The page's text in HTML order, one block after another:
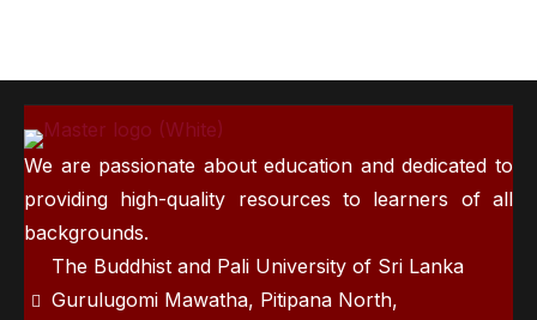
We are passionate about education and dedicated to
providing high-quality resources to learners of all
backgrounds.
The Buddhist and Pali University of Sri Lanka
Gurulugomi Mawatha, Pitipana North,